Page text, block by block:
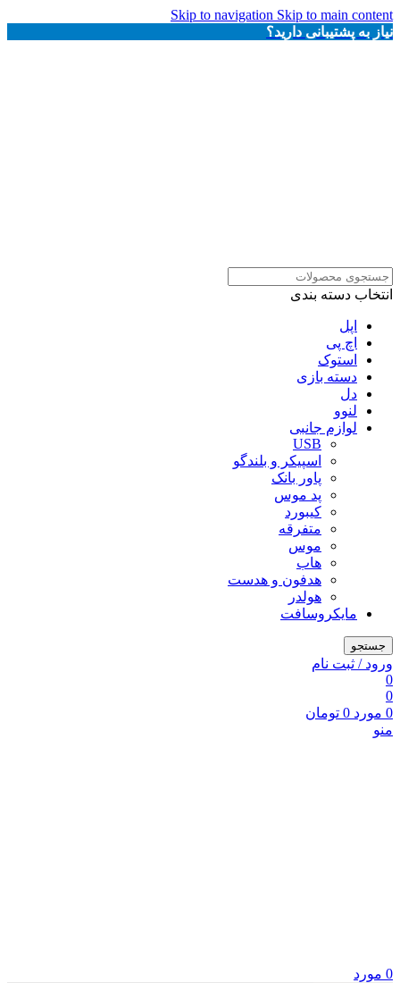
Skip to navigation Skip to main content
نیاز به پشتیبانی دارید؟
انتخاب دسته بندی
اپل
اچ پی
استوک
دسته بازی
دل
لنوو
لوازم جانبی
USB
اسپیکر و بلندگو
پاور بانک
پد موس
کیبورد
متفرقه
موس
هاب
هدفون و هدست
هولدر
مایکروسافت
جستجو
ورود / ثبت نام
0
0
0 مورد 0 تومان
منو
0 مورد